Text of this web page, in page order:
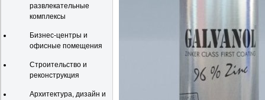
развлекательные
комплексы
Бизнес-центры и
офисные помещения
Строительство и
реконструкция
Архитектура, дизайн и